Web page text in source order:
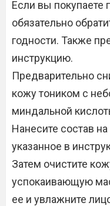
Если вы покупаете
обязательно
годности. Также
инструкцию.
Предварительно
кожу тоником с
миндальной
Нанесите состав
указанное в
Затем очистите
успокаивающую
ее и увлажните